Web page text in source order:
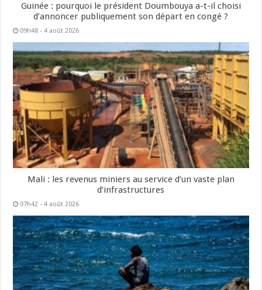
Guinée : pourquoi le président Doumbouya a-t-il choisi
d’annoncer publiquement son départ en congé ?
09h48 - 4 août 2026
Mali : les revenus miniers au service d’un vaste plan
d’infrastructures
07h42 - 4 août 2026